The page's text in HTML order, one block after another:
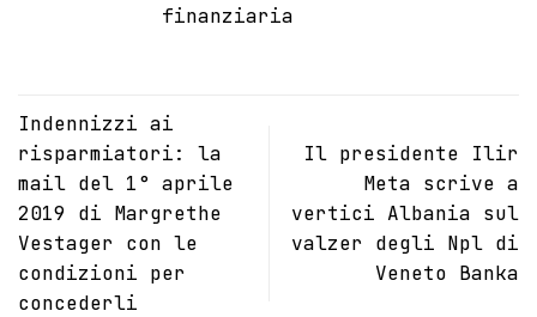
finanziaria
Indennizzi ai
risparmiatori: la
mail del 1° aprile
2019 di Margrethe
Vestager con le
condizioni per
concederli
Il presidente Ilir
Meta scrive a
vertici Albania sul
valzer degli Npl di
Veneto Banka